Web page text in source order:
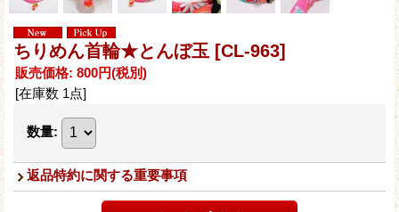
ちりめん首輪★とんぼ玉 [CL-963]
販売価格: 800円(税別)
[在庫数 1点]
数量:
返品特約に関する重要事項